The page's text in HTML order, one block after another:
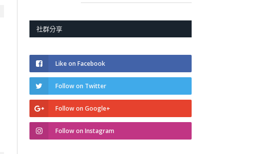
社群分享
Like on Facebook
Follow on Twitter
Follow on Google+
Follow on Instagram